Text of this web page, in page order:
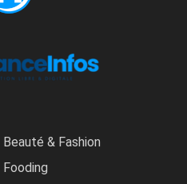
Beauté & Fashion
Fooding